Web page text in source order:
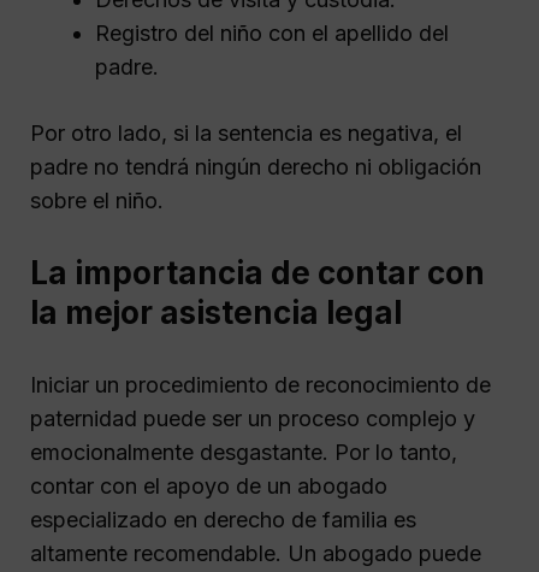
Registro del niño con el apellido del
padre.
Por otro lado, si la sentencia es negativa, el
padre no tendrá ningún derecho ni obligación
sobre el niño.
La importancia de contar con
la mejor asistencia legal
Iniciar un procedimiento de reconocimiento de
paternidad puede ser un proceso complejo y
emocionalmente desgastante. Por lo tanto,
contar con el apoyo de un abogado
especializado en derecho de familia es
altamente recomendable. Un abogado puede